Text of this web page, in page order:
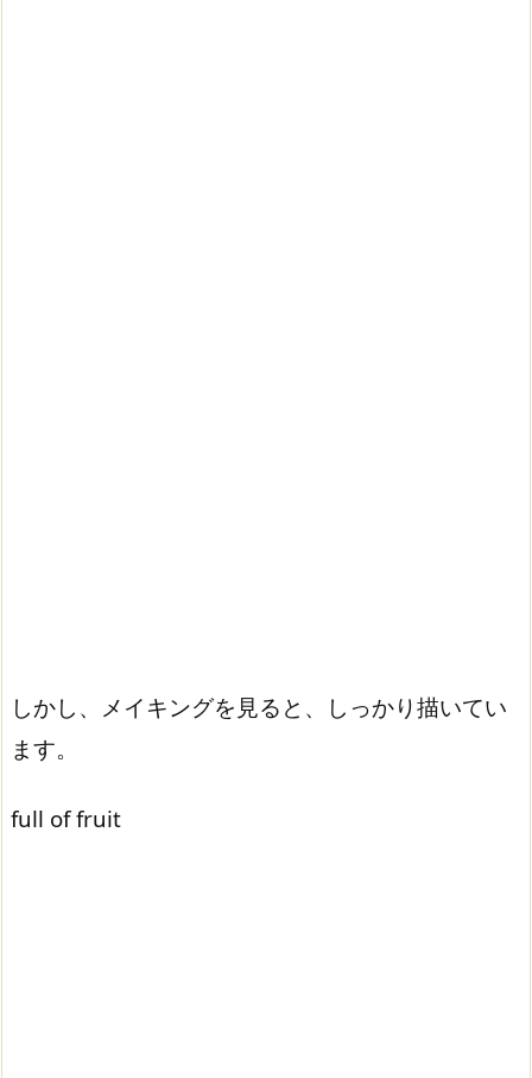
しかし、メイキングを見ると、しっかり描いてい
ます。
full of fruit